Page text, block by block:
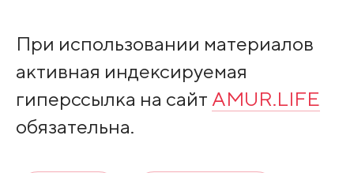
При использовании материалов
активная индексируемая
гиперссылка на сайт AMUR.LIFE
обязательна.